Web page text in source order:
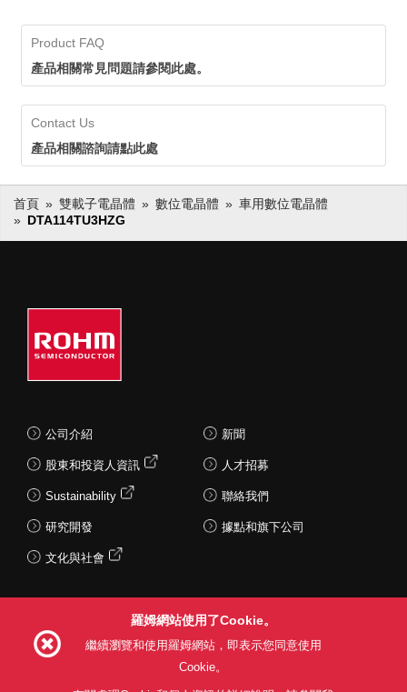
生命週期長的應用中也可以放
心採用。
個，擁有領先業界的供貨實績。
ROHM透過確保穩定的生產和供
應，即使在生命週期長的應用中也
可以放心採用。
Product FAQ
產品相關常見問題請參閱此處。
Contact Us
產品相關諮詢請點此處
首頁 雙載子電晶體 數位電晶體
車用數位電晶體
DTA114TU3HZG
公司介紹
股東和投資人資訊
Sustainability
研究開發
文化與社會
新聞
人才招募
聯絡我們
據點和旗下公司
羅姆網站使用了Cookie。
繼續瀏覽和使用羅姆網站，即表示您同意使用
Cookie。